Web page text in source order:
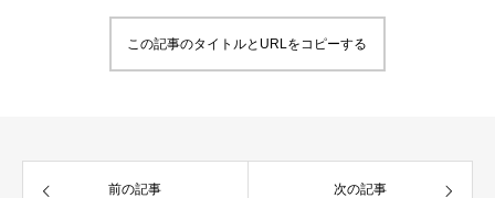
この記事のタイトルとURLをコピーする
前の記事 次の記事